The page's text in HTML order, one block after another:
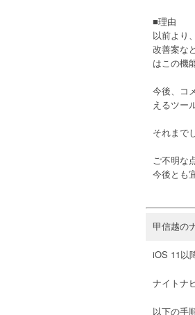
■理由
以前より
改善案な
はこの機
今後、コ
えるツー
それまで
ご不明な
今後とも
甲信越の
iOS 11以
ナイトナ
以下の手